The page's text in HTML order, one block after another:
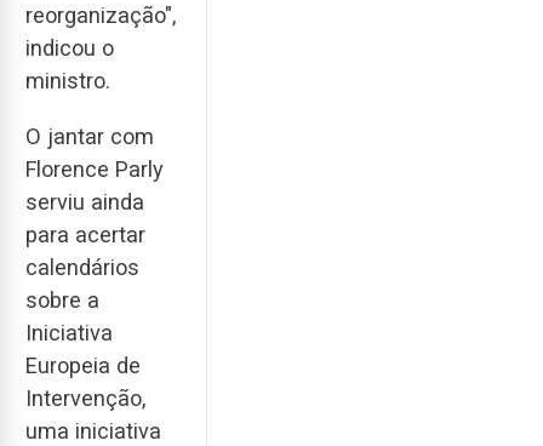
reorganização",
indicou o
ministro.
O jantar com
Florence Parly
serviu ainda
para acertar
calendários
sobre a
Iniciativa
Europeia de
Intervenção,
uma iniciativa